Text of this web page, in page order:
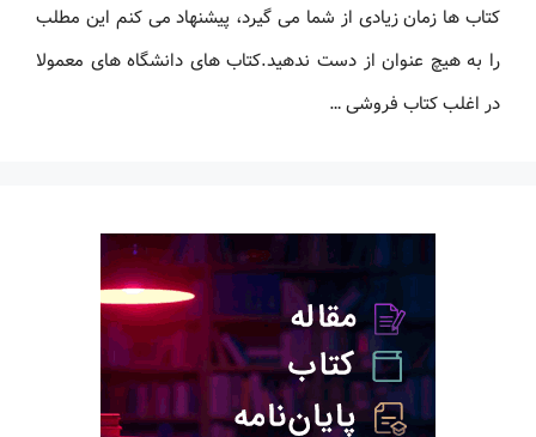
کتاب ها زمان زیادی از شما می گیرد، پیشنهاد می کنم این مطلب
را به هیچ عنوان از دست ندهید.کتاب های دانشگاه های معمولا
در اغلب کتاب فروشی …